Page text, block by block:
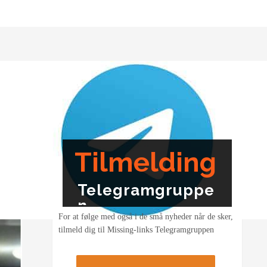
Tilmelding
Telegramgruppe
n
For at følge med også i de små nyheder når de sker,
tilmeld dig til Missing-links Telegramgruppen